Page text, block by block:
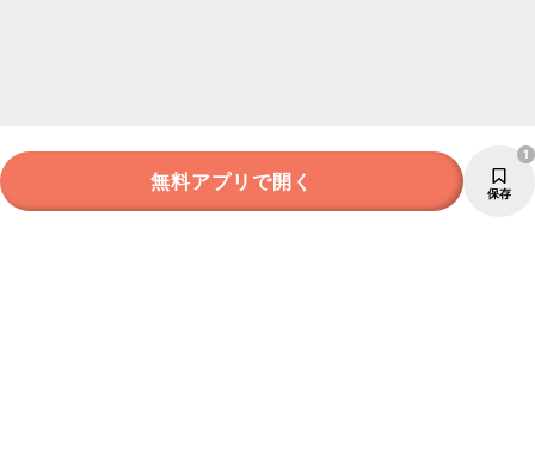
無料アプリで開く 保存
1